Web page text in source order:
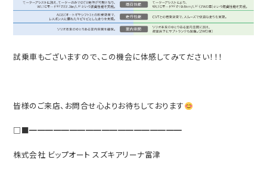
試乗車もございますので、この機会に体感してみてださい！！！
皆様のご来店、お問合せ心よりお待ちしております
□■━━━━━━━━━━━━━━━━━━━
株式会社 ビップオート スズキアリーナ富津